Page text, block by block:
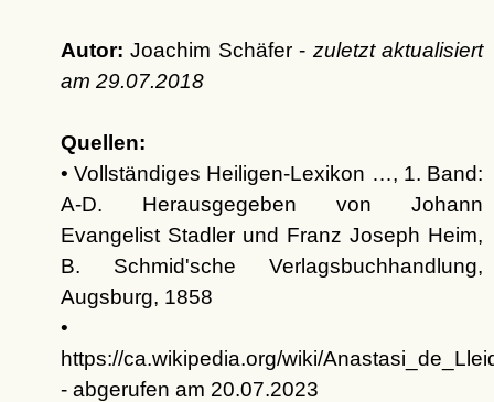
Autor: Joachim Schäfer - zuletzt aktualisiert
am 29.07.2018
Quellen:
• Vollständiges Heiligen-Lexikon …, 1. Band:
A-D. Herausgegeben von Johann
Evangelist Stadler und Franz Joseph Heim,
B. Schmid'sche Verlagsbuchhandlung,
Augsburg, 1858
•
https://ca.wikipedia.org/wiki/
- abgerufen am 20.07.2023